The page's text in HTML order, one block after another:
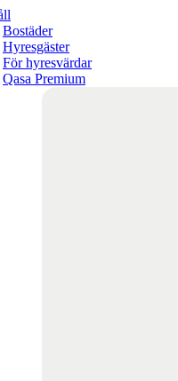
Bostäder
Hyresgäster
För hyresvärdar
Qasa Premium